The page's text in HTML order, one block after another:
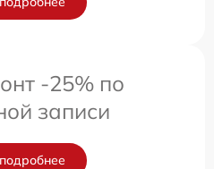
-25% по
записи